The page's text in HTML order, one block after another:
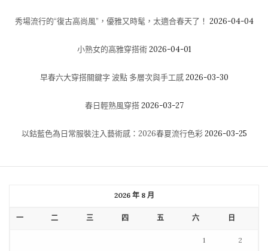
秀場流行的“復古高尚風”，優雅又時髦，太適合春天了！ 2026-04-04
小熟女的高雅穿搭術 2026-04-01
早春六大穿搭關鍵字 波點 多層次與手工感 2026-03-30
春日輕熟風穿搭 2026-03-27
以鈷藍色為日常服裝注入藝術感：2026春夏流行色彩 2026-03-25
2026 年 8 月
一 二 三 四 五 六 日
1 2